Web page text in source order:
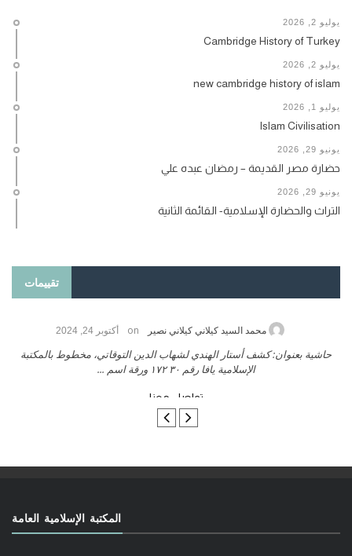
يوليو 2, 2026
Cambridge History of Turkey
يوليو 2, 2026
new cambridge history of islam
يوليو 1, 2026
Islam Civilisation
يونيو 29, 2026
حضارة مصر القديمة – رمضان عبده علي
يونيو 29, 2026
التراث والحضارة الإسلامية- القائمة الثانية
تقييمات
محمد السيد كيلاني كيلاني نصير on أكتوبر 24, 2024
حاشية بعنوان: كشف أستار الهندي لشهاب الدين التوقاتي، مخطوط بالمكتبة
الإسلامية يافا رقم ٣٠ ١٧٢ ورقة اسم ...
تواصل معنا
المكتبة الإسلامية العامة